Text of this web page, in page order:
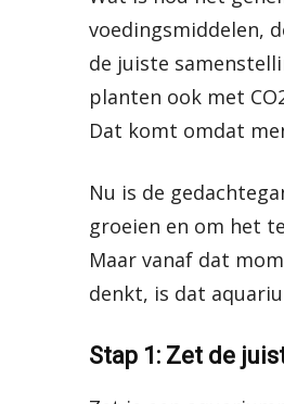
voedingsmiddelen,
de juiste
planten ook met
Dat komt omdat
Nu is de
groeien en om het
Maar vanaf dat
denkt, is dat
Stap 1: Zet de